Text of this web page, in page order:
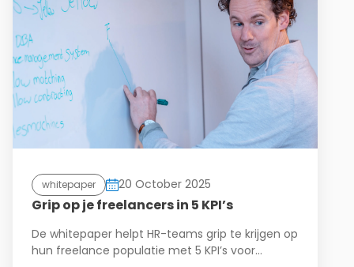
whitepaper 20 October 2025
Grip op je freelancers in 5 KPI’s
De whitepaper helpt HR-teams grip te krijgen op
hun freelance populatie met 5 KPI’s voor…